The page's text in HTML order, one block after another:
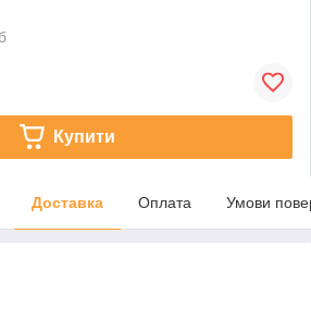
Купити
Доставка Оплата Умови